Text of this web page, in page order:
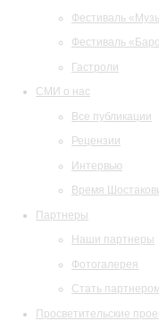
Фестиваль
Фестиваль
Гастроли
СМИ о нас
Все публикации
Рецензии
Интервью
Время
Партнеры
Наши партнеры
Фотогалерея
Стать партнером
Просветительские